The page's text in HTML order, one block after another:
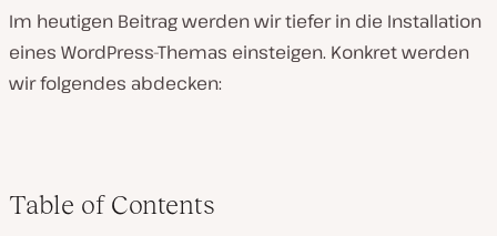
Im heutigen Beitrag werden wir tiefer in die Installation
eines WordPress-Themas einsteigen. Konkret werden
wir folgendes abdecken:
Table of Contents